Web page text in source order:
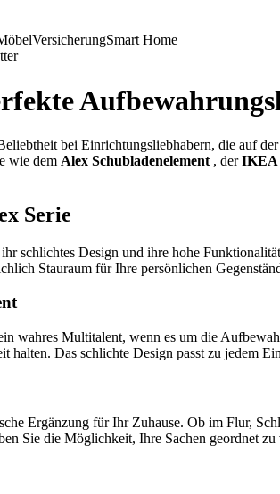
VersicherungSmart Home
bei Einrichtungsliebhabern, die auf
wie dem Alex Schubladenelement , derIKEA
Serie
schlichtes Design und ihre hohe
Stauraum für Ihre persönlichen
wahres Multitalent, wenn es um die
halten. Das schlichte Design passt zu jedem
Ergänzung für Ihr Zuhause. Ob im Flur,
Sie die Möglichkeit, Ihre Sachen geordnet